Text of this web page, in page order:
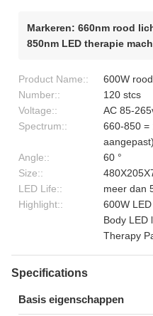
Markeren: 660nm rood
850nm LED therapie
Product Name::
600W
Number::
120 stcs
Voltage::
AC 85-
Spectrum::
660-850 =
aangepast)
Angle::
60 °
Size::
LED Life::
meer dan
Highlight::
600W
Body LED
Therapy
Specifications
Basis eigenschappen